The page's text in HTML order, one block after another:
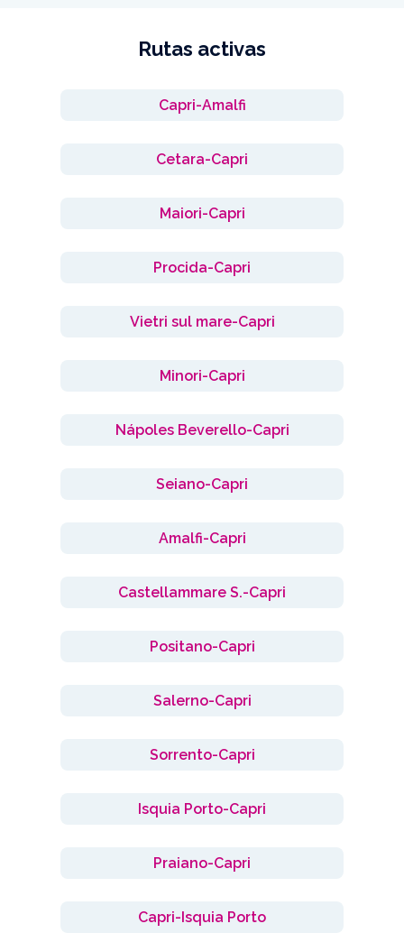
Rutas activas
Capri-Amalfi
Cetara-Capri
Maiori-Capri
Procida-Capri
Vietri sul mare-Capri
Minori-Capri
Nápoles Beverello-Capri
Seiano-Capri
Amalfi-Capri
Castellammare S.-Capri
Positano-Capri
Salerno-Capri
Sorrento-Capri
Isquia Porto-Capri
Praiano-Capri
Capri-Isquia Porto